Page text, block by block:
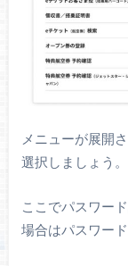
メニューが展開
選択しましょう。
ここでパスワー
場合はパスワー